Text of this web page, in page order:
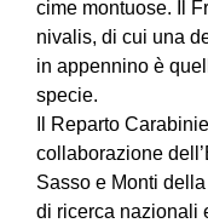
cime montuose. Il
nivalis, di cui una
in appennino è
specie.
Il Reparto
collaborazione
Sasso e Monti
di ricerca nazionali